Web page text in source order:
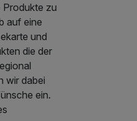
Produkte zu
auf eine
und
die der
wir dabei
ein.